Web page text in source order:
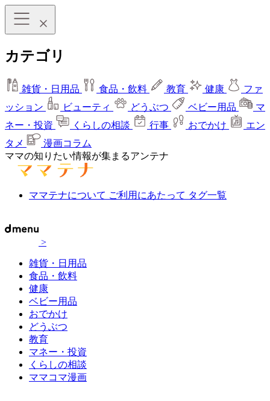
カテゴリ
雑貨・日用品 食品・飲料 教育 健康
ファ
ッション
ビューティ どうぶつ ベビー用品
マ
ネー・投資
くらしの相談 行事 おでかけ
エン
タメ
漫画コラム
ママの知りたい情報が集まるアンテナ
ママテナについて ご利用にあたって タグ一覧
>
雑貨・日用品
食品・飲料
健康
ベビー用品
おでかけ
どうぶつ
教育
マネー・投資
くらしの相談
ママコマ漫画